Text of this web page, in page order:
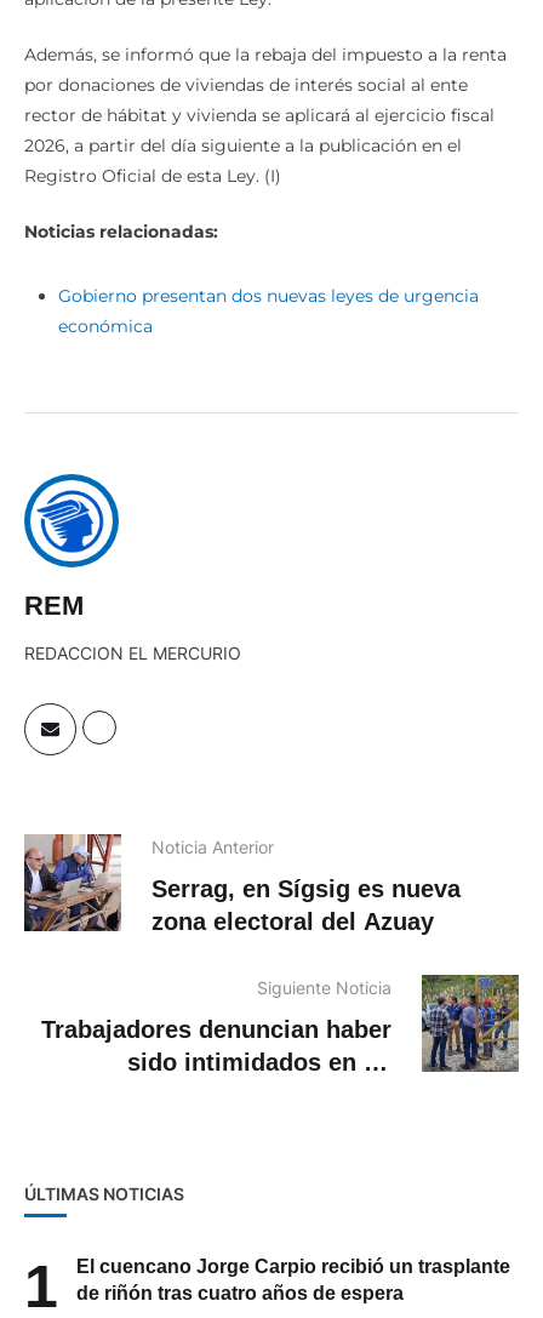
Además, se informó que la rebaja del impuesto a la renta
por donaciones de viviendas de interés social al ente
rector de hábitat y vivienda se aplicará al ejercicio fiscal
2026, a partir del día siguiente a la publicación en el
Registro Oficial de esta Ley. (I)
Noticias relacionadas:
Gobierno presentan dos nuevas leyes de urgencia
económica
REM
REDACCION EL MERCURIO
Noticia Anterior
Serrag, en Sígsig es nueva
zona electoral del Azuay
Siguiente Noticia
Trabajadores denuncian haber
sido intimidados en La
ÚLTIMAS NOTICIAS
1
El cuencano Jorge Carpio recibió un trasplante
de riñón tras cuatro años de espera